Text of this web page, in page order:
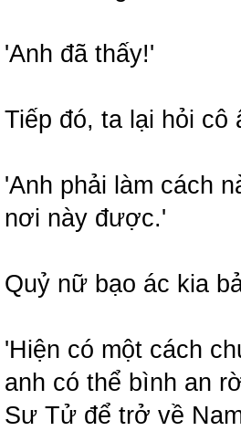
'Anh đã thấy!'
Tiếp đó, ta lại hỏi cô
'Anh phải làm cách
nơi này được.'
Quỷ nữ bạo ác kia
'Hiện có một cách
anh có thể bình an
Sư Tử để trở về